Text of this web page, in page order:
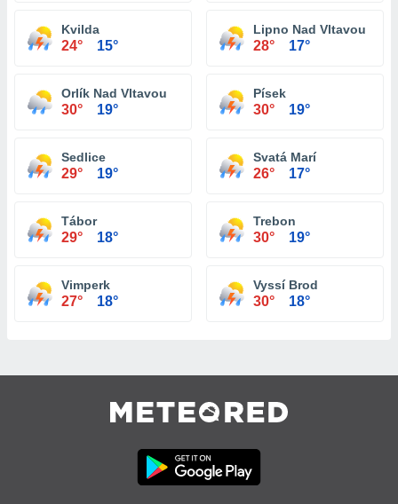
Kvilda
24° 15°
Lipno Nad Vltavou
28° 17°
Orlík Nad Vltavou
30° 19°
Písek
30° 19°
Sedlice
29° 19°
Svatá Marí
26° 17°
Tábor
29° 18°
Trebon
30° 19°
Vimperk
27° 18°
Vyssí Brod
30° 18°